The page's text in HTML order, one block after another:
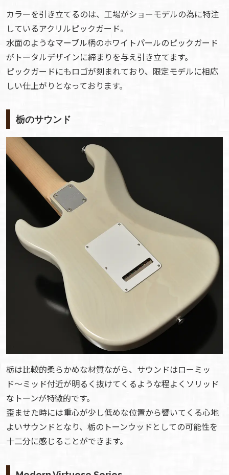
カラーを引き立てるのは、工場がショーモデルの為に特注
しているアクリルピックガード。
水面のようなマーブル柄のホワイトパールのピックガード
がトータルデザインに締まりを与え引き立てます。
ピックガードにもロゴが刻まれており、限定モデルに相応
しい仕上がりとなっております。
栃のサウンド
栃は比較的柔らかめな材質ながら、サウンドはローミッ
ド〜ミッド付近が明るく抜けてくるような程よくソリッド
なトーンが特徴的です。
歪ませた時には重心が少し低めな位置から響いてくる心地
よいサウンドとなり、栃のトーンウッドとしての可能性を
十二分に感じることができます。